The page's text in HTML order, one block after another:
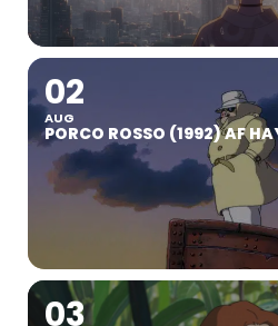
02
AUG
PORCO ROSSO (1992) AF
03